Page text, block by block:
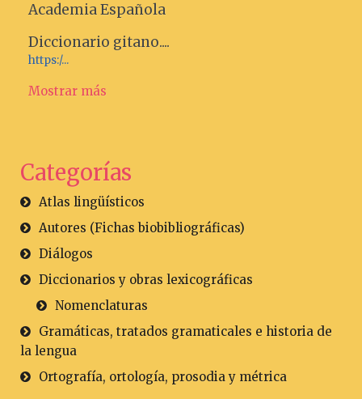
Academia Española
Diccionario gitano....
https:/...
Mostrar más
Categorías
Atlas lingüísticos
Autores (Fichas biobibliográficas)
Diálogos
Diccionarios y obras lexicográficas
Nomenclaturas
Gramáticas, tratados gramaticales e historia de
la lengua
Ortografía, ortología, prosodia y métrica